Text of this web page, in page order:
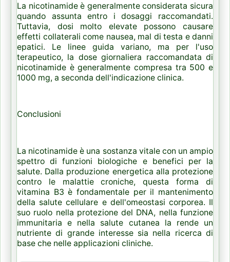
La nicotinamide è generalmente considerata sicura
quando assunta entro i dosaggi raccomandati.
Tuttavia, dosi molto elevate possono causare
effetti collaterali come nausea, mal di testa e danni
epatici. Le linee guida variano, ma per l'uso
terapeutico, la dose giornaliera raccomandata di
nicotinamide è generalmente compresa tra 500 e
1000 mg, a seconda dell'indicazione clinica.
Conclusioni
La nicotinamide è una sostanza vitale con un ampio
spettro di funzioni biologiche e benefici per la
salute. Dalla produzione energetica alla protezione
contro le malattie croniche, questa forma di
vitamina B3 è fondamentale per il mantenimento
della salute cellulare e dell'omeostasi corporea. Il
suo ruolo nella protezione del DNA, nella funzione
immunitaria e nella salute cutanea la rende un
nutriente di grande interesse sia nella ricerca di
base che nelle applicazioni cliniche.